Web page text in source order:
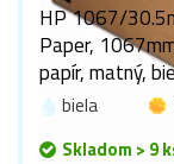
HP 1067/
Paper,
papír, matný,
biela
Skladom > 9